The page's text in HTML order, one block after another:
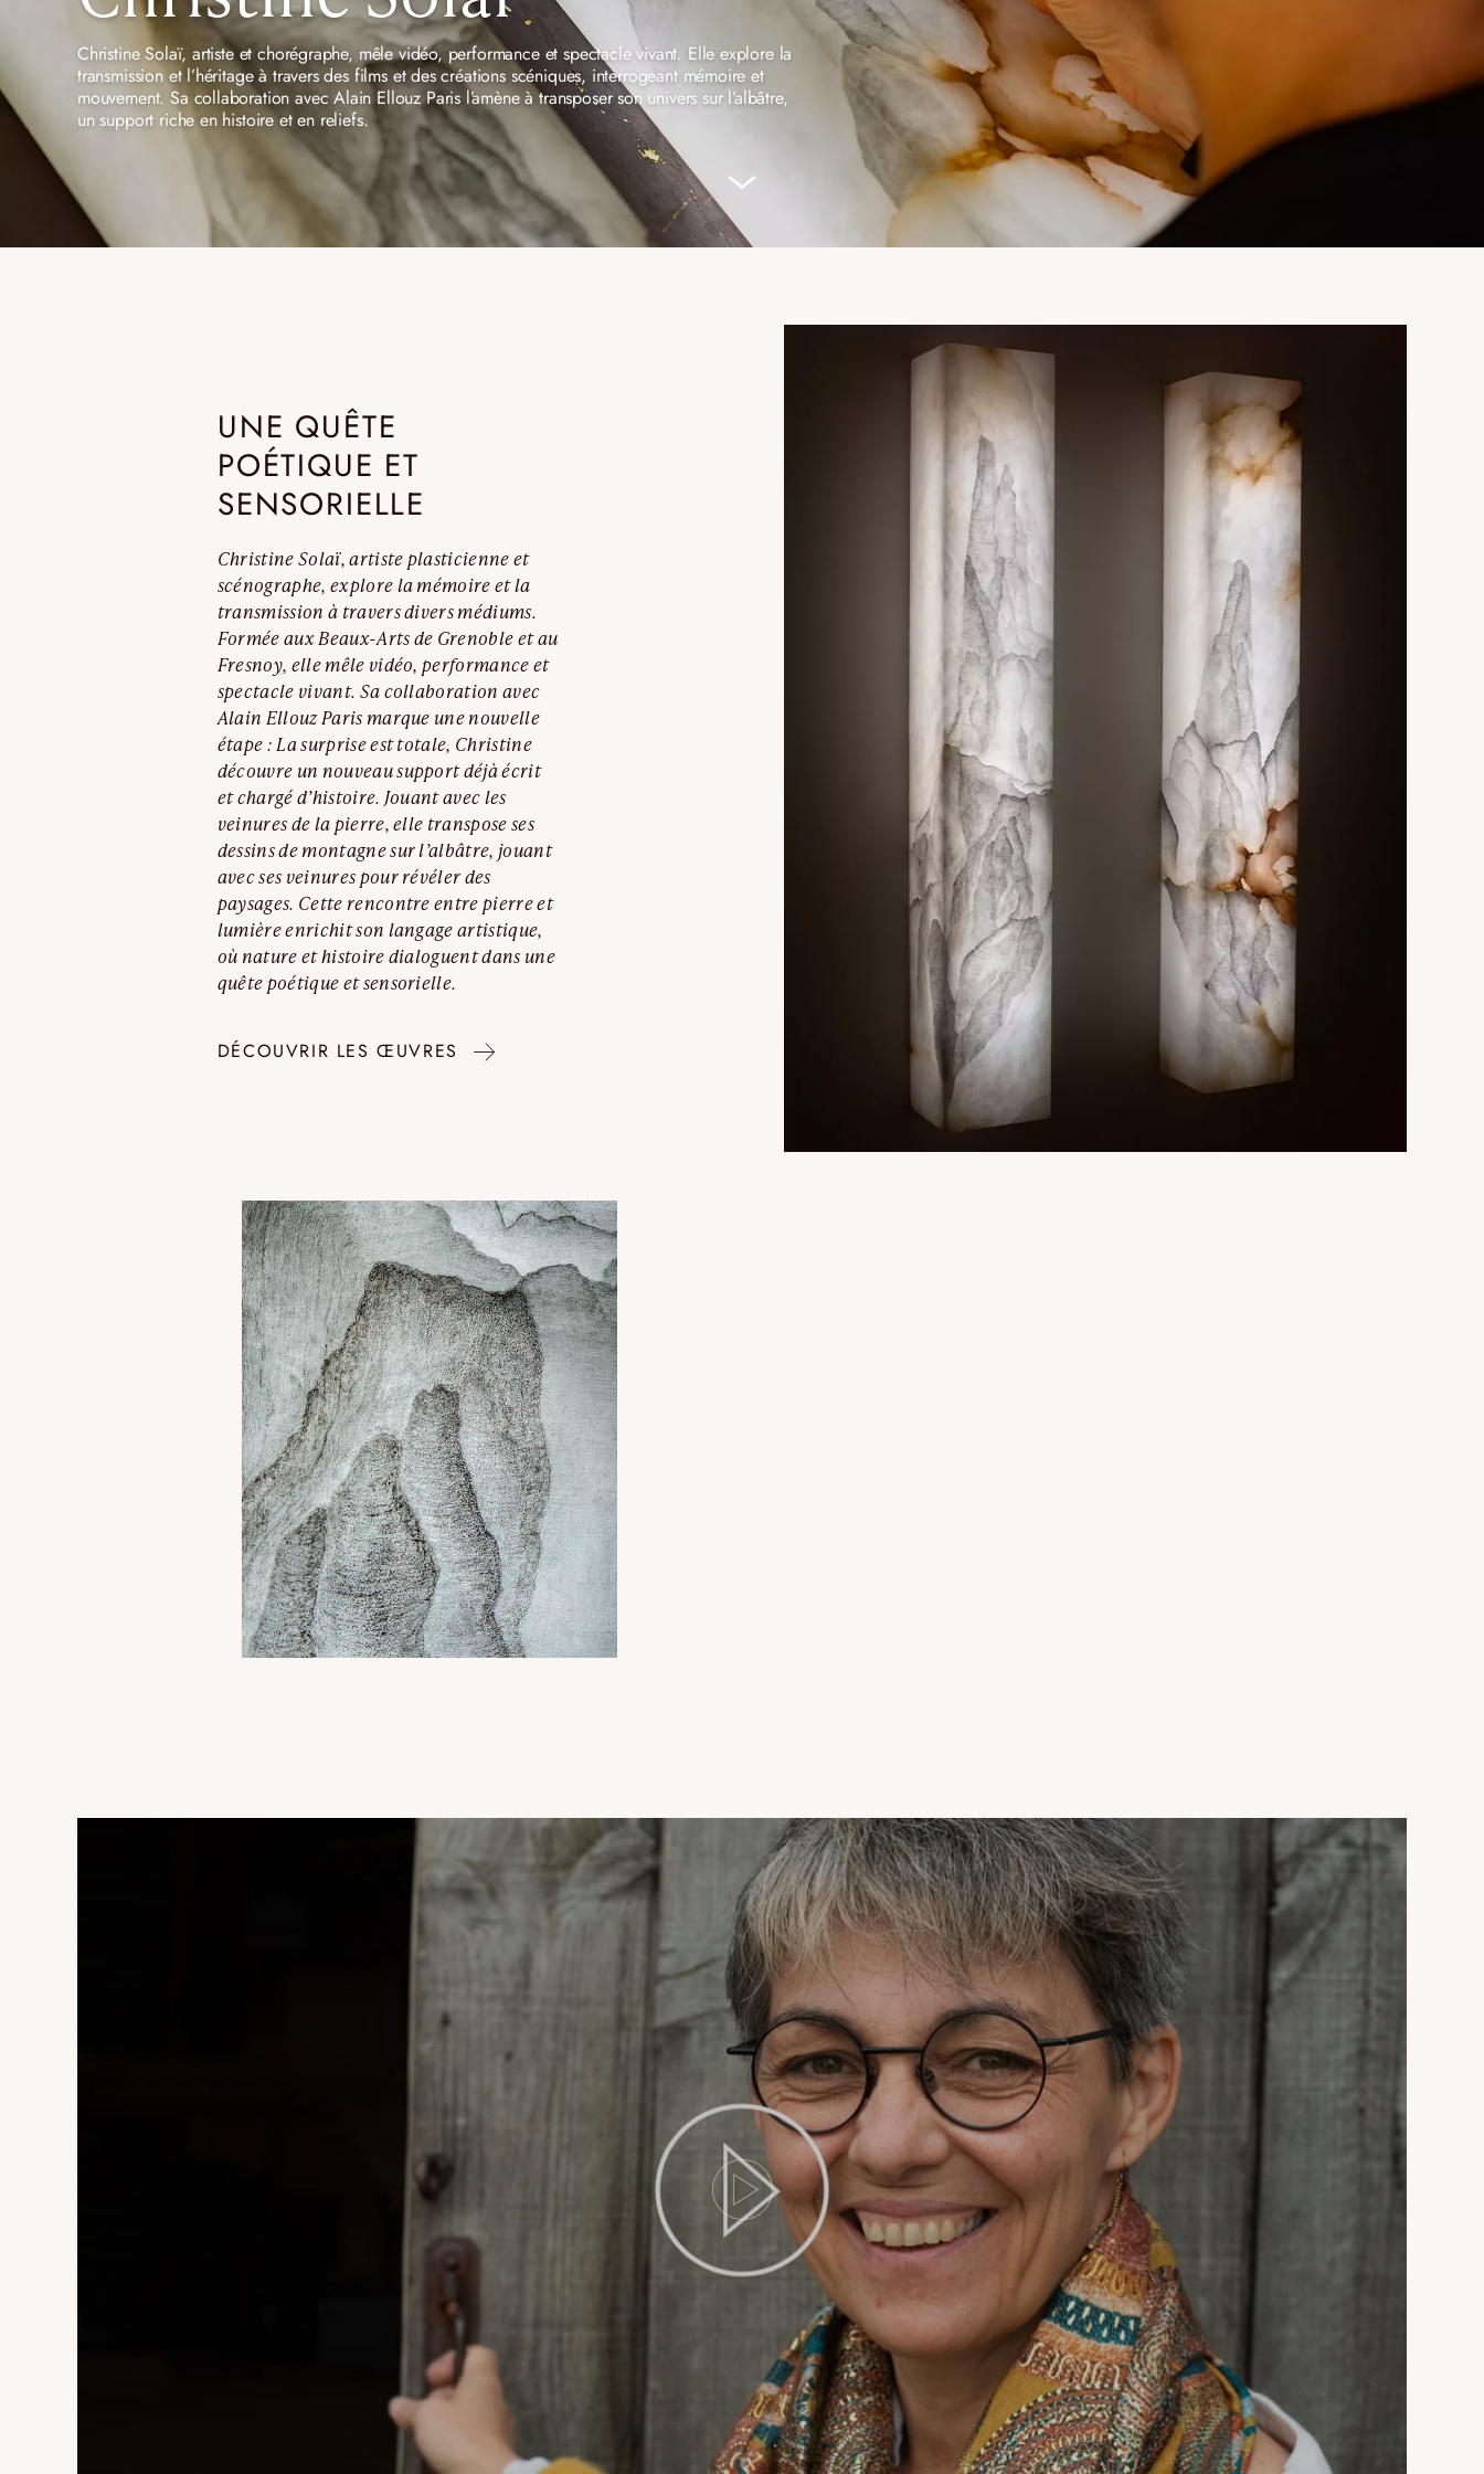
REFLEXION VESUVE INCANDESCENCE INFINITY
CATALOGUES L’ALBÂTRE LE CRISTAL DE ROCHE LE BOIS BRÛLÉ
Christine Solaï, artiste et chorégraphe, mêle vidéo, performance et spectacle vivant. Elle explore la
transmission et l’héritage à travers des films et des créations scéniques, interrogeant mémoire et
mouvement. Sa collaboration avec Alain Ellouz Paris l’amène à transposer son univers sur l’albâtre,
un support riche en histoire et en reliefs.
UNE QUÊTE
POÉTIQUE ET
SENSORIELLE
Christine Solaï, artiste plasticienne et
scénographe, explore la mémoire et la
transmission à travers divers médiums.
Formée aux Beaux-Arts de Grenoble et au
Fresnoy, elle mêle vidéo, performance et
spectacle vivant. Sa collaboration avec
Alain Ellouz Paris marque une nouvelle
étape : La surprise est totale, Christine
découvre un nouveau support déjà écrit
et chargé d’histoire. Jouant avec les
veinures de la pierre, elle transpose ses
dessins de montagne sur l’albâtre, jouant
avec ses veinures pour révéler des
paysages. Cette rencontre entre pierre et
lumière enrichit son langage artistique,
où nature et histoire dialoguent dans une
quête poétique et sensorielle.
DÉCOUVRIR LES ŒUVRES